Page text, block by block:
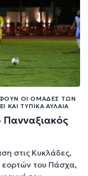
ΟΙ ΟΜΆΔΕΣ ΤΩΝ
ΚΑΙ ΤΥΠΙΚΆ ΑΥΛΑΊΑ
Πανναξιακός
στις Κυκλάδες,
εορτών του Πάσχα,